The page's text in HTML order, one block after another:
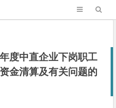
度中直企业下岗职工
金清算及有关问题的